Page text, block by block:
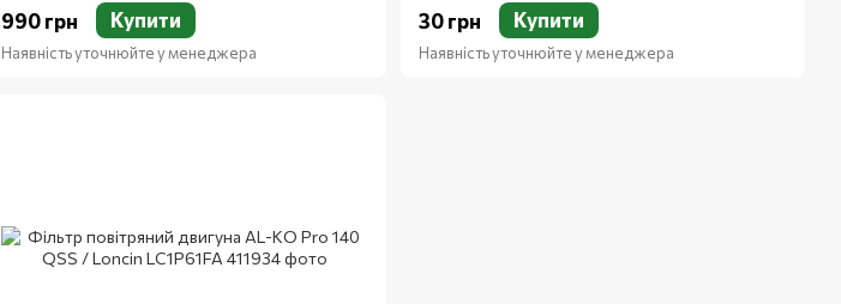
990 грн Купити
Наявність уточнюйте у менеджера
30 грн Купити
Наявність уточнюйте у менеджера